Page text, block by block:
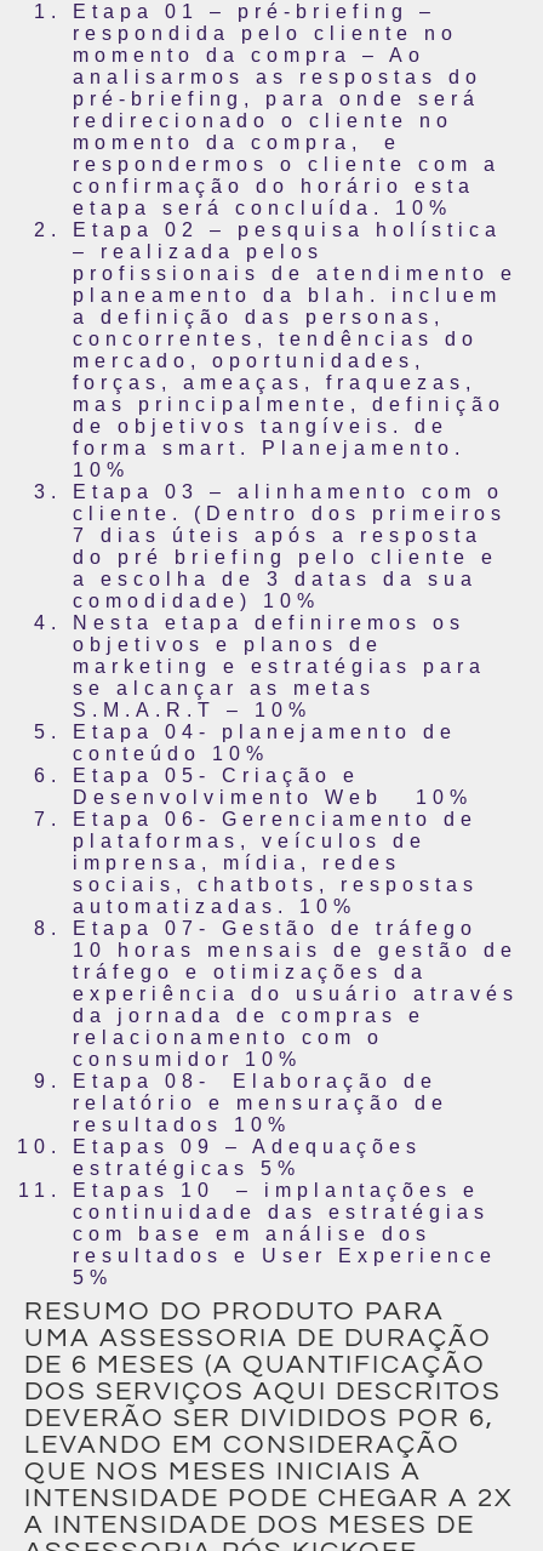
Etapa 01 – pré-briefing –
respondida pelo cliente no
momento da compra – Ao
analisarmos as respostas do
pré-briefing, para onde será
redirecionado o cliente no
momento da compra, e
respondermos o cliente com a
confirmação do horário esta
etapa será concluída. 10%
Etapa 02 – pesquisa holística
– realizada pelos
profissionais de atendimento e
planeamento da blah. incluem
a definição das personas,
concorrentes, tendências do
mercado, oportunidades,
forças, ameaças, fraquezas,
mas principalmente, definição
de objetivos tangíveis. de
forma smart. Planejamento.
10%
Etapa 03 – alinhamento com o
cliente. (Dentro dos primeiros
7 dias úteis após a resposta
do pré briefing pelo cliente e
a escolha de 3 datas da sua
comodidade) 10%
Nesta etapa definiremos os
objetivos e planos de
marketing e estratégias para
se alcançar as metas
S.M.A.R.T – 10%
Etapa 04- planejamento de
conteúdo 10%
Etapa 05- Criação e
Desenvolvimento Web 10%
Etapa 06- Gerenciamento de
plataformas, veículos de
imprensa, mídia, redes
sociais, chatbots, respostas
automatizadas. 10%
Etapa 07- Gestão de tráfego
10 horas mensais de gestão de
tráfego e otimizações da
experiência do usuário através
da jornada de compras e
relacionamento com o
consumidor 10%
Etapa 08- Elaboração de
relatório e mensuração de
resultados 10%
Etapas 09 – Adequações
estratégicas 5%
Etapas 10 – implantações e
continuidade das estratégias
com base em análise dos
resultados e User Experience
5%
RESUMO DO PRODUTO PARA
UMA ASSESSORIA DE DURAÇÃO
DE 6 MESES (A QUANTIFICAÇÃO
DOS SERVIÇOS AQUI DESCRITOS
DEVERÃO SER DIVIDIDOS POR 6,
LEVANDO EM CONSIDERAÇÃO
QUE NOS MESES INICIAIS A
INTENSIDADE PODE CHEGAR A 2X
A INTENSIDADE DOS MESES DE